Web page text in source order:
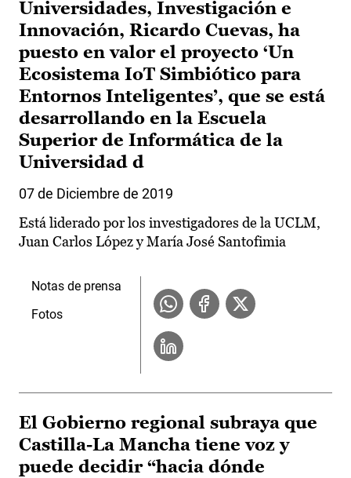
Universidades, Investigación e
Innovación, Ricardo Cuevas, ha
puesto en valor el proyecto ‘Un
Ecosistema IoT Simbiótico para
Entornos Inteligentes’, que se está
desarrollando en la Escuela
Superior de Informática de la
Universidad d
07 de Diciembre de 2019
Está liderado por los investigadores de la UCLM,
Juan Carlos López y María José Santofimia
Notas de prensa
Fotos
El Gobierno regional subraya que
Castilla-La Mancha tiene voz y
puede decidir “hacia dónde